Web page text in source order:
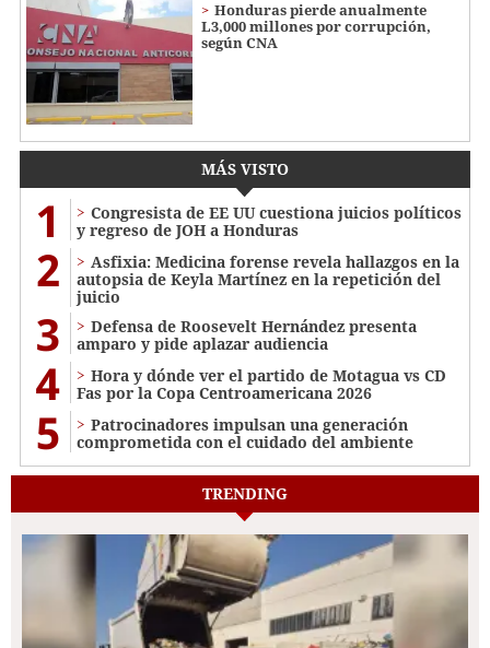
Honduras pierde anualmente
L3,000 millones por corrupción,
según CNA
MÁS VISTO
1
Congresista de EE UU cuestiona juicios políticos
y regreso de JOH a Honduras
2
Asfixia: Medicina forense revela hallazgos en la
autopsia de Keyla Martínez en la repetición del
juicio
3
Defensa de Roosevelt Hernández presenta
amparo y pide aplazar audiencia
4
Hora y dónde ver el partido de Motagua vs CD
Fas por la Copa Centroamericana 2026
5
Patrocinadores impulsan una generación
comprometida con el cuidado del ambiente
TRENDING